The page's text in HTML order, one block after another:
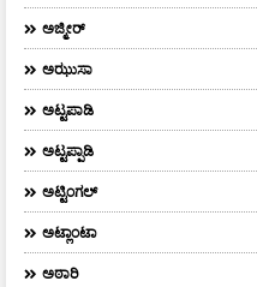
ಅಜ್ಮೀರ್
ಅಝುಸಾ
ಅಟ್ಟಪಾಡಿ
ಅಟ್ಟಪ್ಪಾಡಿ
ಅಟ್ಟಿಂಗಲ್
ಅಟ್ಲಾಂಟಾ
ಅಠಾರಿ